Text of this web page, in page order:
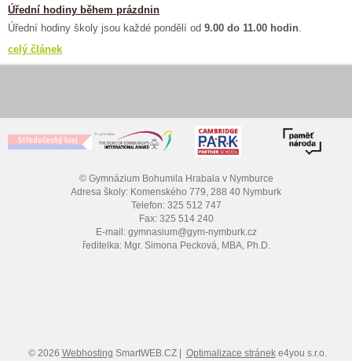
Úřední hodiny během prázdnin
Úřední hodiny školy jsou každé pondělí od 9.00 do 11.00 hodin
celý článek
© Gymnázium Bohumila Hrabala v Nymburce
Adresa školy: Komenského 779, 288 40 Nymburk
Telefon: 325 512 747
Fax: 325 514 240
E-mail: gymnasium@gym-nymburk.cz
ředitelka: Mgr. Simona Pecková, MBA, Ph.D.
© 2026 Webhosting SmartWEB.CZ | Optimalizace stráneke4you s.r.o.